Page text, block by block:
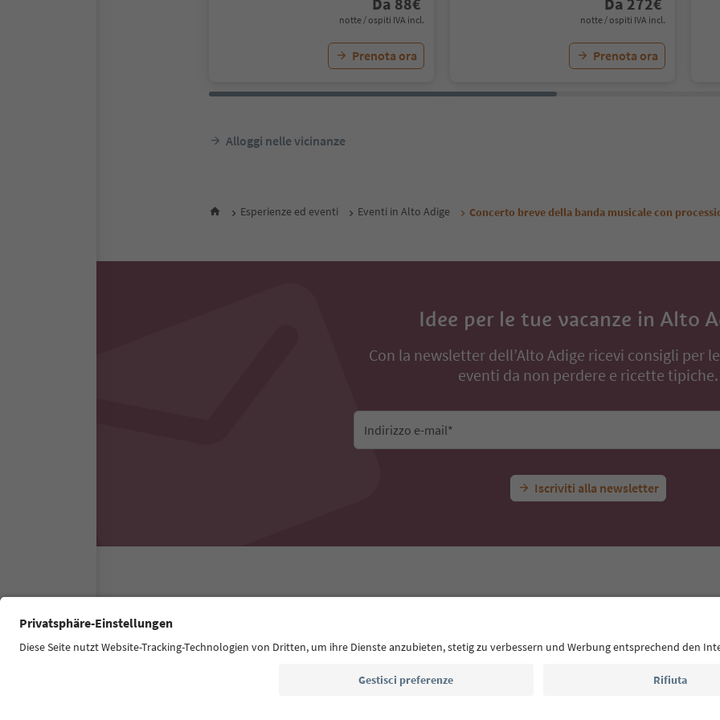
notte / ospiti IVA incl.
Prenota ora
notte / ospiti IVA incl.
Prenota ora
Alloggi nelle vicinanze
Esperienze ed eventi Eventi in Alto Adige Concerto breve della banda musicale con
Idee per le tue vacanze in Alto
Con la newsletter dell’Alto Adige ricevi consigli per
eventi da non perdere e ricette tipiche.
Indirizzo e-mail*
Iscriviti alla newsletter